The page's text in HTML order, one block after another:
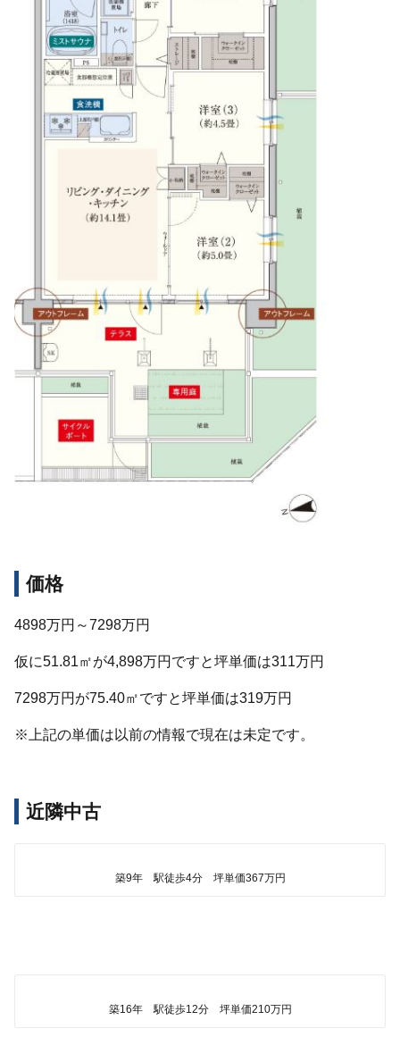
価格
4898万円～7298万円
仮に51.81㎡が4,898万円ですと坪単価は311万円
7298万円が75.40㎡ですと坪単価は319万円
※上記の単価は以前の情報で現在は未定です。
近隣中古
築9年 駅徒歩4分 坪単価367万円
築16年 駅徒歩12分 坪単価210万円